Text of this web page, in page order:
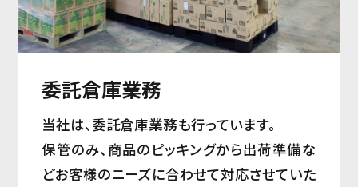
委託倉庫業務
当社は、委託倉庫業務も行っています。
保管のみ、商品のピッキングから出荷準備な
どお客様のニーズに合わせて対応させていた